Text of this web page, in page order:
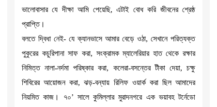
ভালোবাসার যে দীক্ষা আমি পেয়েছি, এটাই বোধ করি জীবনের শ্রেষ্ঠ
প্রাপ্তি।
বলতে দ্বিধা নেই- যে ক্যানভাসে আমার বেড়ে ওঠা, সেখানে পরিত্যক্ত
পুকুরের কচুরিপানা সাফ করা, সংক্রামক ম্যালেরিয়ার হাত থেকে রক্ষার
নিমিত্ত নালা-নর্দমা পরিষ্কার করা, কলেরা-বসন্তের টীকা দেয়া, চক্ষু
শিবিরের আয়োজন করা, ঝড়-বন্যায় রিলিফ ওয়ার্ক করা ছিল আমাদের
নিয়মিত কাজ। ৭০’ সালে কুমিল্লার মুরাদনগরে এক ভয়াবহ টর্নেডো